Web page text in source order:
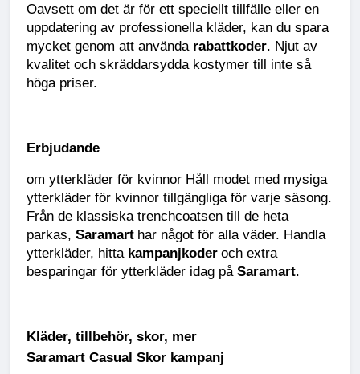
Oavsett om det är för ett speciellt tillfälle eller en
uppdatering av professionella kläder, kan du spara
mycket genom att använda rabattkoder. Njut av
kvalitet och skräddarsydda kostymer till inte så
höga priser.
Erbjudande
om ytterkläder för kvinnor Håll modet med mysiga
ytterkläder för kvinnor tillgängliga för varje säsong.
Från de klassiska trenchcoatsen till de heta
parkas, Saramart har något för alla väder. Handla
ytterkläder, hitta kampanjkoder och extra
besparingar för ytterkläder idag på Saramart.
Kläder, tillbehör, skor, mer
Saramart Casual Skor kampanj